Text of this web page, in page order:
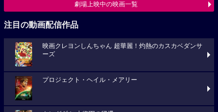
劇場上映中の映画一覧
注目の動画配信作品
映画クレヨンしんちゃん 超華麗！灼熱のカスカベダンサ
ーズ
プロジェクト・ヘイル・メアリー